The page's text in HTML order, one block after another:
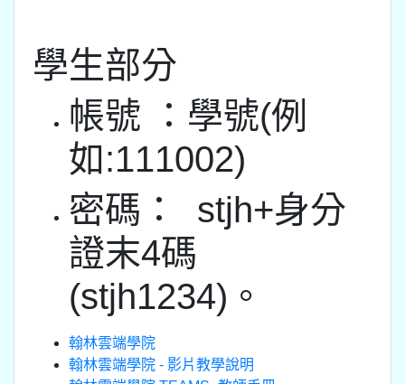
學生部分
帳號 ：學號(例
如:111002)
密碼： stjh+身分
證末4碼
(stjh1234)。
翰林雲端學院
翰林雲端學院 - 影片教學說明